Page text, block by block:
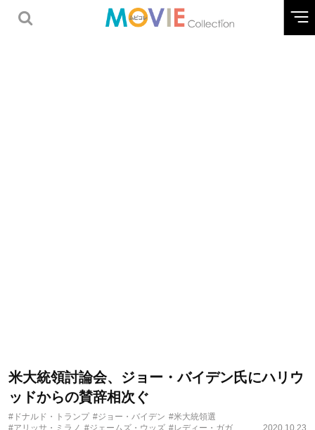
米大統領討論会、ジョー・バイデン氏にハリウ
ッドからの賛辞相次ぐ
#ドナルド・トランプ #ジョー・バイデン #米大統領選
#アリッサ・ミラノ #ジェームズ・ウッズ #レディー・ガガ
2020.10.23